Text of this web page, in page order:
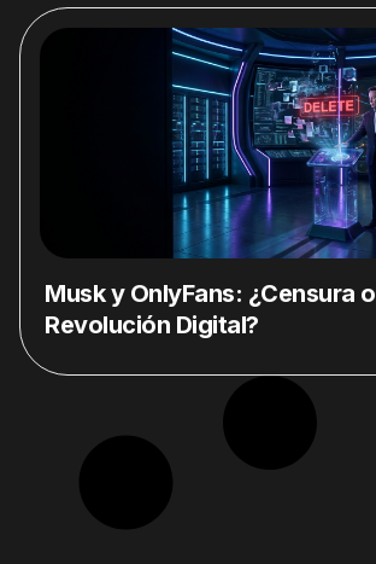
Musk y OnlyFans: ¿Censura o
Revolución Digital?